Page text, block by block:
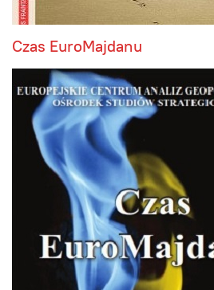
Czas EuroMajdanu